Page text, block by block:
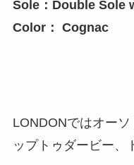
Sole：Double Sole
Color： Cognac
LONDONではオー
ップトゥダービー、